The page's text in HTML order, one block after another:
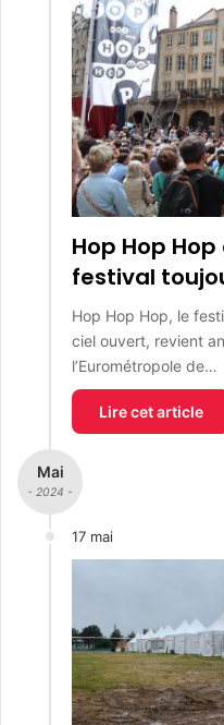
Hop Hop
festival
Hop Hop Hop, le
ciel ouvert, revient
l’Eurométropole de…
Lire cet article
Mai
- 2024 -
17 mai